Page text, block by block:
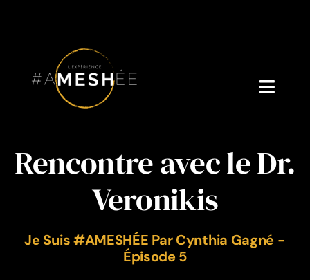
Sur Moi
Rencontre avec le Dr.
Veronikis
Je Suis #AMESHÉE Par Cynthia Gagné -
Épisode 5